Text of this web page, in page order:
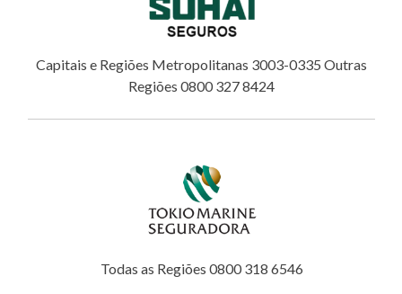
Capitais e Regiões Metropolitanas 3003-0335 Outras
Regiões 0800 327 8424
Todas as Regiões 0800 318 6546